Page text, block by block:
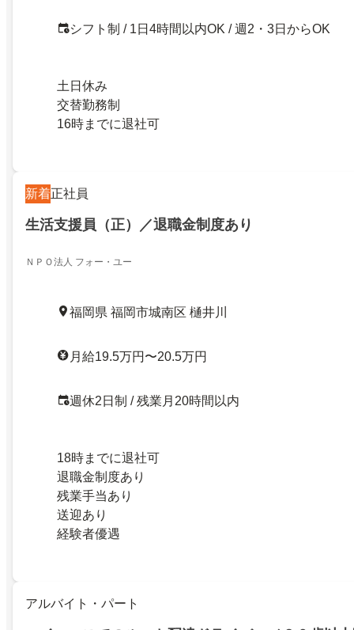
シフト制 / 1日4時間以内OK / 週2・3日からOK
土日休み
交替勤務制
16時までに退社可
新着正社員
生活支援員（正）／退職金制度あり
ＮＰＯ法人 フォー・ユー
福岡県 福岡市城南区 樋井川
月給19.5万円〜20.5万円
週休2日制 / 残業月20時間以内
18時までに退社可
退職金制度あり
残業手当あり
送迎あり
経験者優遇
アルバイト・パート